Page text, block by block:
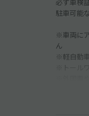
駐車可能
※車両に
ん
※軽自動
※トール
※外国車
・ルー
・軽ト